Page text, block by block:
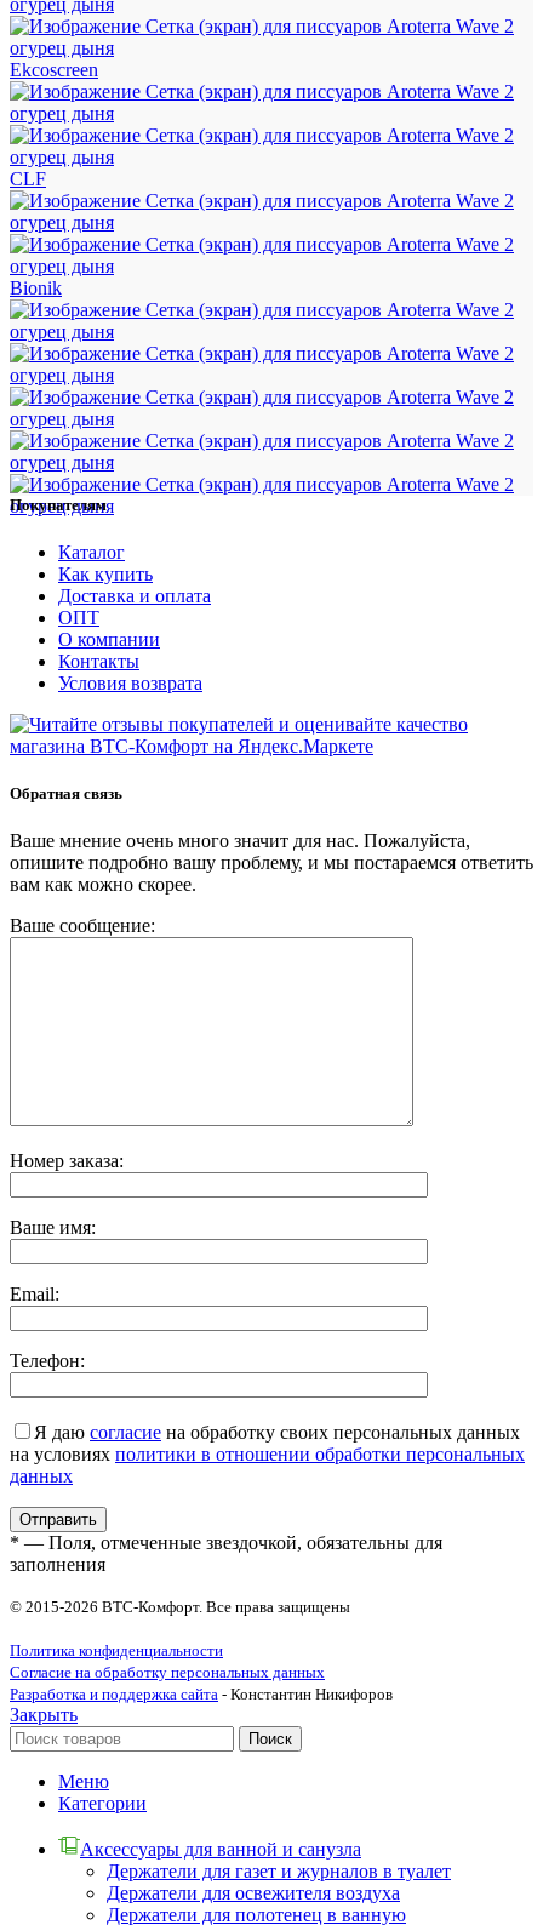
Ekcoscreen
CLF
Bionik
Покупателям
Каталог
Как купить
Доставка и оплата
ОПТ
О компании
Контакты
Условия возврата
Обратная связь
Ваше мнение очень много значит для нас. Пожалуйста,
опишите подробно вашу проблему, и мы постараемся ответить
вам как можно скорее.
Ваше сообщение:
Номер заказа:
Ваше имя:
Email:
Телефон:
Я даю согласие на обработку своих персональных данных
на условиях политики в отношении обработки персональных
данных
* — Поля, отмеченные звездочкой, обязательны для
заполнения
© 2015-2026 ВТС-Комфорт. Все права защищены
Политика конфиденциальности
Согласие на обработку персональных данных
Разработка и поддержка сайта - Константин Никифоров
Закрыть
Поиск
Меню
Категории
Аксессуары для ванной и санузла
Держатели для газет и журналов в туалет
Держатели для освежителя воздуха
Держатели для полотенец в ванную